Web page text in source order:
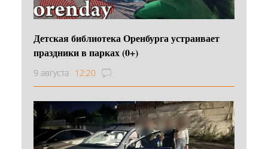
Детская библиотека Оренбурга устраивает
праздники в парках (0+)
9 августа 12:20